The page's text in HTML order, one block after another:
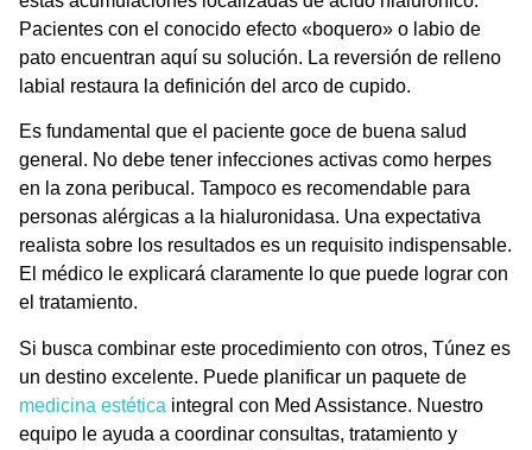
Pacientes con el conocido efecto «boquero» o labio de
pato encuentran aquí su solución. La reversión de relleno
labial restaura la definición del arco de cupido.
Es fundamental que el paciente goce de buena salud
general. No debe tener infecciones activas como herpes
en la zona peribucal. Tampoco es recomendable para
personas alérgicas a la hialuronidasa. Una expectativa
realista sobre los resultados es un requisito indispensable.
El médico le explicará claramente lo que puede lograr con
el tratamiento.
Si busca combinar este procedimiento con otros, Túnez es
un destino excelente. Puede planificar un paquete de
medicina estética integral con Med Assistance. Nuestro
equipo le ayuda a coordinar consultas, tratamiento y